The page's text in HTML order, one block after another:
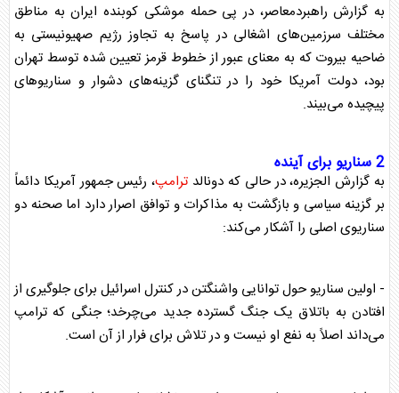
به گزارش راهبردمعاصر، در پی حمله موشکی کوبنده ایران به مناطق
مختلف سرزمین‌های اشغالی در پاسخ به تجاوز رژیم صهیونیستی به
ضاحیه بیروت که به معنای عبور از خطوط قرمز تعیین شده توسط تهران
بود، دولت آمریکا خود را در تنگنای گزینه‌های دشوار و سناریوهای
پیچیده می‌بیند.
2 سناریو برای آینده
به گزارش الجزیره، در حالی که دونالد ترامپ، رئیس جمهور آمریکا دائماً
بر گزینه سیاسی و بازگشت به مذاکرات و توافق اصرار دارد اما صحنه دو
سناریوی اصلی را آشکار می‌کند:
- اولین سناریو حول توانایی واشنگتن در کنترل اسرائیل برای جلوگیری از
افتادن به باتلاق یک جنگ گسترده جدید می‌چرخد؛ جنگی که ترامپ
می‌داند اصلاً به نفع او نیست و در تلاش برای فرار از آن است.